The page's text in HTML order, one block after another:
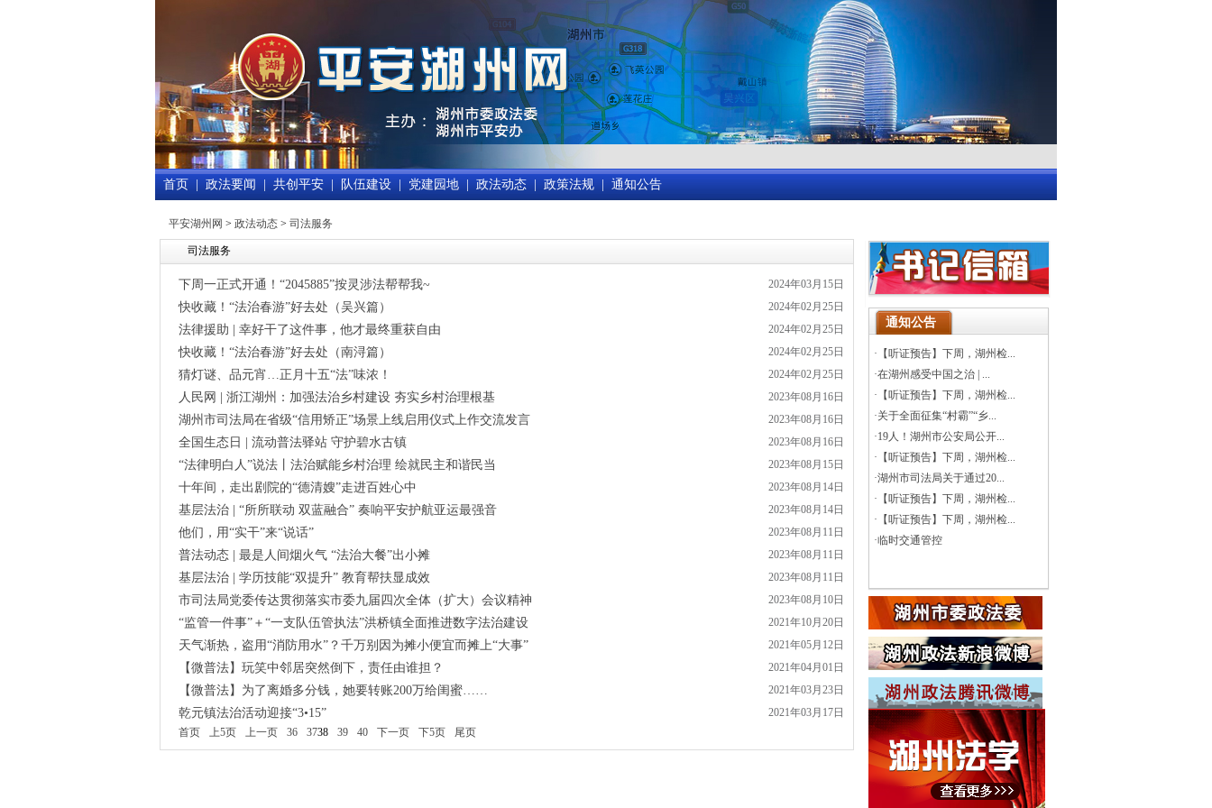
首页 政法要闻 共创平安 队伍建设 党建园地 政法动态 政策法规 通知公告
平安湖州网 > 政法动态 > 司法服务
司法服务
2024年03月15日
下周一正式开通！“2045885”按灵涉法帮帮我~
2024年02月25日
快收藏！“法治春游”好去处（吴兴篇）
2024年02月25日
法律援助 | 幸好干了这件事，他才最终重获自由
2024年02月25日
快收藏！“法治春游”好去处（南浔篇）
2024年02月25日
猜灯谜、品元宵…正月十五“法”味浓！
2023年08月16日
人民网 | 浙江湖州：加强法治乡村建设 夯实乡村治理根基
2023年08月16日
湖州市司法局在省级“信用矫正”场景上线启用仪式上作交流发言
2023年08月16日
全国生态日 | 流动普法驿站 守护碧水古镇
2023年08月15日
“法律明白人”说法丨法治赋能乡村治理 绘就民主和谐民当
2023年08月14日
十年间，走出剧院的“德清嫂”走进百姓心中
2023年08月14日
基层法治 | “所所联动 双蓝融合” 奏响平安护航亚运最强音
2023年08月11日
他们，用“实干”来“说话”
2023年08月11日
普法动态 | 最是人间烟火气 “法治大餐”出小摊
2023年08月11日
基层法治 | 学历技能“双提升” 教育帮扶显成效
2023年08月10日
市司法局党委传达贯彻落实市委九届四次全体（扩大）会议精神
2021年10月20日
“监管一件事”＋“一支队伍管执法”洪桥镇全面推进数字法治建设
2021年05月12日
天气渐热，盗用“消防用水”？千万别因为摊小便宜而摊上“大事”
2021年04月01日
【微普法】玩笑中邻居突然倒下，责任由谁担？
2021年03月23日
【微普法】为了离婚多分钱，她要转账200万给闺蜜……
2021年03月17日
乾元镇法治活动迎接“3•15”
首页 上5页 上一页 36 3738 39 40 下一页 下5页 尾页
通知公告
· 【听证预告】下周，湖州检...
·在湖州感受中国之治 | ...
· 【听证预告】下周，湖州检...
·关于全面征集“村霸”“乡...
·19人！湖州市公安局公开...
· 【听证预告】下周，湖州检...
·湖州市司法局关于通过20...
· 【听证预告】下周，湖州检...
· 【听证预告】下周，湖州检...
·临时交通管控